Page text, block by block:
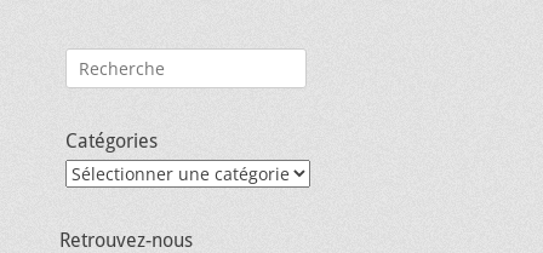
Rechercher :
Catégories
Catégories
Retrouvez-nous